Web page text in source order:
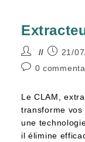
21/
0
Le CLAM,
transforme vos
une
il élimine